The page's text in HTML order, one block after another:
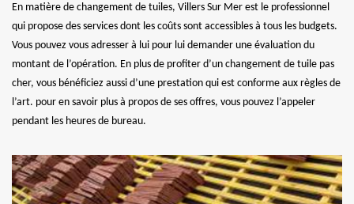
En matière de changement de tuiles, Villers Sur Mer est le professionnel
qui propose des services dont les coûts sont accessibles à tous les budgets.
Vous pouvez vous adresser à lui pour lui demander une évaluation du
montant de l’opération. En plus de profiter d’un changement de tuile pas
cher, vous bénéficiez aussi d’une prestation qui est conforme aux règles de
l’art. pour en savoir plus à propos de ses offres, vous pouvez l’appeler
pendant les heures de bureau.